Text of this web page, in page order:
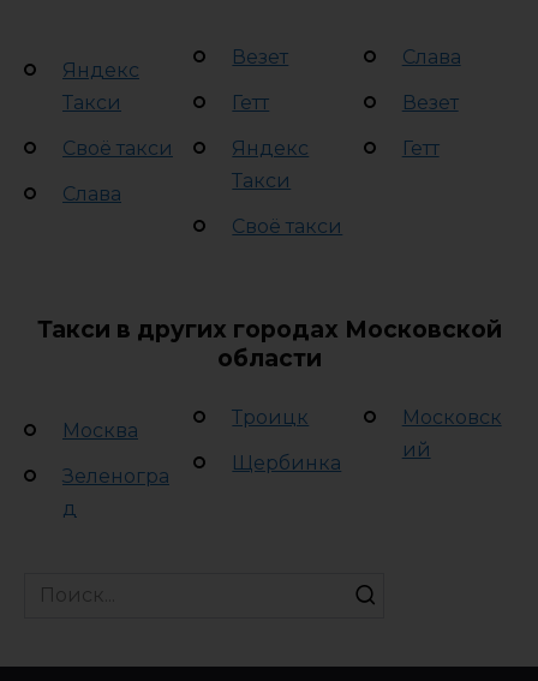
Яндекс
Такси
Своё такси
Слава
Везет
Гетт
Яндекс
Такси
Своё такси
Слава
Везет
Гетт
Такси в других городах Московской
области
Москва
Зеленогра
д
Троицк
Щербинка
Московск
ий
Search